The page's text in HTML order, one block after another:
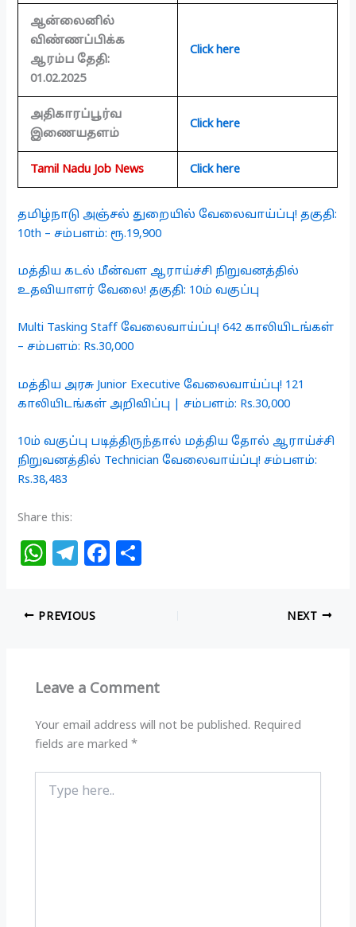
ஆன்லைனில்
விண்ணப்பிக்க
ஆரம்ப தேதி:
01.02.2025
Click here
அதிகாரப்பூர்வ
இணையதளம்
Click here
Tamil Nadu Job News Click here
தமிழ்நாடு அஞ்சல் துறையில் வேலைவாய்ப்பு! தகுதி:
10th – சம்பளம்: ரூ.19,900
மத்திய கடல் மீன்வள ஆராய்ச்சி நிறுவனத்தில்
உதவியாளர் வேலை! தகுதி: 10ம் வகுப்பு
Multi Tasking Staff வேலைவாய்ப்பு! 642 காலியிடங்கள்
– சம்பளம்: Rs.30,000
மத்திய அரசு Junior Executive வேலைவாய்ப்பு! 121
காலியிடங்கள் அறிவிப்பு | சம்பளம்: Rs.30,000
10ம் வகுப்பு படித்திருந்தால் மத்திய தோல் ஆராய்ச்சி
நிறுவனத்தில் Technician வேலைவாய்ப்பு! சம்பளம்:
Rs.38,483
Share this:
W
at
s
p
T
e
g
m
F
o
k
PREVIOUS NEXT
Leave a Comment
Your email address will not be published. Required
fields are marked*
here..